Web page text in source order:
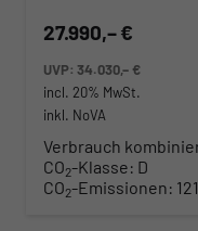
27.990,– €
UVP:34.030,– €
incl. 20% MwSt.
inkl. NoVA
Verbrauch
CO2-Klasse: D
CO2-Emissionen: